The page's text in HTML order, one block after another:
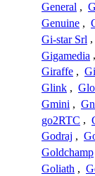
General ,
Genuine ,
Gi-star Srl ,
Gigamedia ,
Giraffe ,
Glink ,
Gmini ,
go2RTC ,
Godraj ,
Goldchamp
Goliath ,